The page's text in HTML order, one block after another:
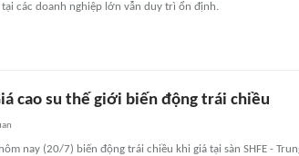
các doanh nghiệp lớn vẫn duy trì ổn định.
cao su thế giới biến động trái chiều
nay (20/7) biến động trái chiều khi giá tại sàn SHFE -